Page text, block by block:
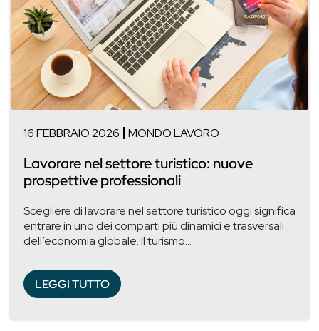
16 FEBBRAIO 2026 MONDO LAVORO
Lavorare nel settore turistico: nuove
prospettive professionali
Scegliere di lavorare nel settore turistico oggi significa
entrare in uno dei comparti più dinamici e trasversali
dell’economia globale. Il turismo...
LEGGI TUTTO